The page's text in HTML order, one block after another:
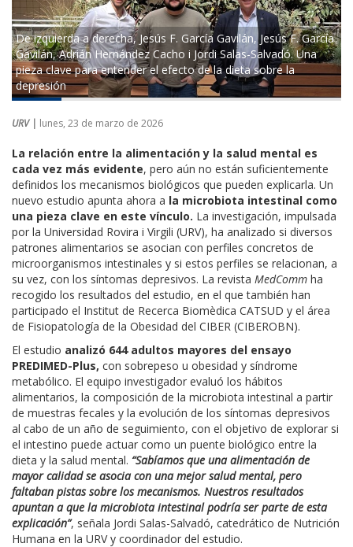
De izquierda a derecha, Jesús F. García Gavilán, Jesús F. García
Gavilán, Adrián Hernández Cacho i Jordi Salas-Salvadó. Una
pieza clave para entender el efecto de la dieta sobre la
depresión
URV | lunes, 23 de marzo de 2026
La relación entre la alimentación y la salud mental es
cada vez más evidente, pero aún no están suficientemente
definidos los mecanismos biológicos que pueden explicarla. Un
nuevo estudio apunta ahora a la microbiota intestinal como
una pieza clave en este vínculo. La investigación, impulsada
por la Universidad Rovira i Virgili (URV), ha analizado si diversos
patrones alimentarios se asocian con perfiles concretos de
microorganismos intestinales y si estos perfiles se relacionan, a
su vez, con los síntomas depresivos. La revista MedComm ha
recogido los resultados del estudio, en el que también han
participado el Institut de Recerca Biomèdica CATSUD y el área
de Fisiopatología de la Obesidad del CIBER (CIBEROBN).
El estudio analizó 644 adultos mayores del ensayo
PREDIMED-Plus, con sobrepeso u obesidad y síndrome
metabólico. El equipo investigador evaluó los hábitos
alimentarios, la composición de la microbiota intestinal a partir
de muestras fecales y la evolución de los síntomas depresivos
al cabo de un año de seguimiento, con el objetivo de explorar si
el intestino puede actuar como un puente biológico entre la
dieta y la salud mental. “Sabíamos que una alimentación de
mayor calidad se asocia con una mejor salud mental, pero
faltaban pistas sobre los mecanismos. Nuestros resultados
apuntan a que la microbiota intestinal podría ser parte de esta
explicación”, señala Jordi Salas-Salvadó, catedrático de Nutrición
Humana en la URV y coordinador del estudio.